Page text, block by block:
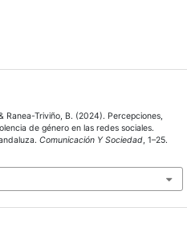
Ranea-Triviño, B. (2024). Percepciones,
de género en las redes sociales.
Comunicación Y Sociedad, 1–25.